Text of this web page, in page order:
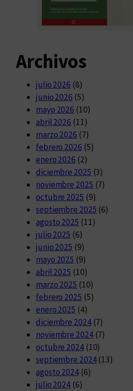
Archivos
julio 2026 (8)
junio 2026 (5)
mayo 2026 (10)
abril 2026 (11)
marzo 2026 (7)
febrero 2026 (5)
enero 2026 (2)
diciembre 2025 (3)
noviembre 2025 (7)
octubre 2025 (9)
septiembre 2025 (6)
agosto 2025 (11)
julio 2025 (6)
junio 2025 (9)
mayo 2025 (9)
abril 2025 (10)
marzo 2025 (10)
febrero 2025 (5)
enero 2025 (4)
diciembre 2024(7)
noviembre 2024(7)
octubre 2024(10)
septiembre 2024(13)
agosto 2024(6)
julio 2024 (6)